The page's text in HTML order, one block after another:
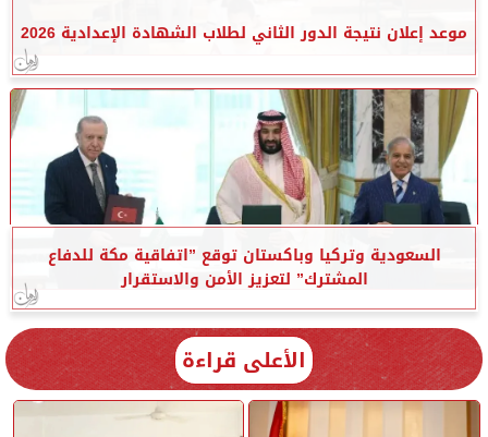
موعد إعلان نتيجة الدور الثاني لطلاب الشهادة الإعدادية 2026
السعودية وتركيا وباكستان توقع ”اتفاقية مكة للدفاع
المشترك” لتعزيز الأمن والاستقرار
الأعلى قراءة